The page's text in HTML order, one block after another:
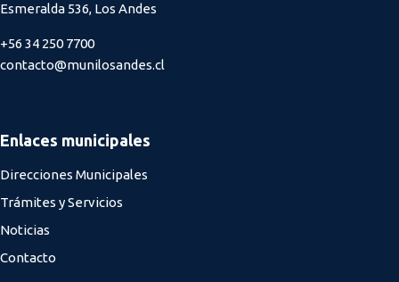
Esmeralda 536, Los Andes
+56 34 250 7700
contacto@munilosandes.cl
Enlaces municipales
Direcciones Municipales
Trámites y Servicios
Noticias
Contacto